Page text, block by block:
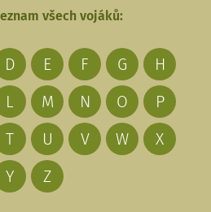
všech vojáků:
D E F G
H
L M N O
P
T U V W
X
Y
Z